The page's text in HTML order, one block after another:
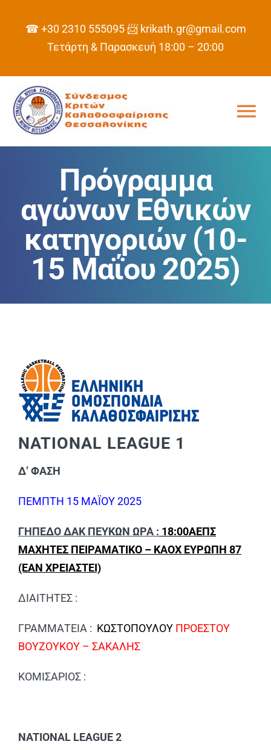
☎ +30 2310 555095 📨 krikath.gr@gmail.com
Τετάρτη & Παρασκευή 18:00 – 20:00
ΣΥΝΔΕΣΜΟΣ
ΠΡΟΓΡΑΜΜΑ
ΑΝΑΚΟΙΝΩΣΕΙΣ
ΧΡΗΣΙΜΑ ΑΡΧΕΙΑ
Πρόγραμμα
αγώνων Εθνικών
κατηγοριών (10-
15 Μαΐου 2025)
NATIONAL LEAGUE 1
Δ’ ΦΑΣΗ
ΠΕΜΠΤΗ 15 ΜΑΪΟΥ 2025
ΓΗΠΕΔΟ ΔΑΚ ΠΕΥΚΩΝ ΩΡΑ : 18:00ΑΕΠΣ
ΜΑΧΗΤΕΣ ΠΕΙΡΑΜΑΤΙΚΟ – ΚΑΟΧ ΕΥΡΩΠΗ 87
(ΕΑΝ ΧΡΕΙΑΣΤΕΙ)
ΔΙΑΙΤΗΤΕΣ :
ΓΡΑΜΜΑΤΕΙΑ : ΚΩΣΤΟΠΟΥΛΟΥ ΠΡΟΕΣΤΟΥ
ΒΟΥΖΟΥΚΟΥ – ΣΑΚΑΛΗΣ
ΚΟΜΙΣΑΡΙΟΣ :
NATIONAL LEAGUE 2